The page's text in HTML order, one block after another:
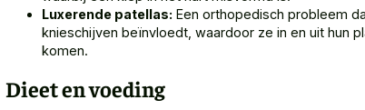
Luxerende patellas: Een orthopedisch probleem
knieschijven beïnvloedt, waardoor ze in en uit hun
komen.
Dieet en voeding